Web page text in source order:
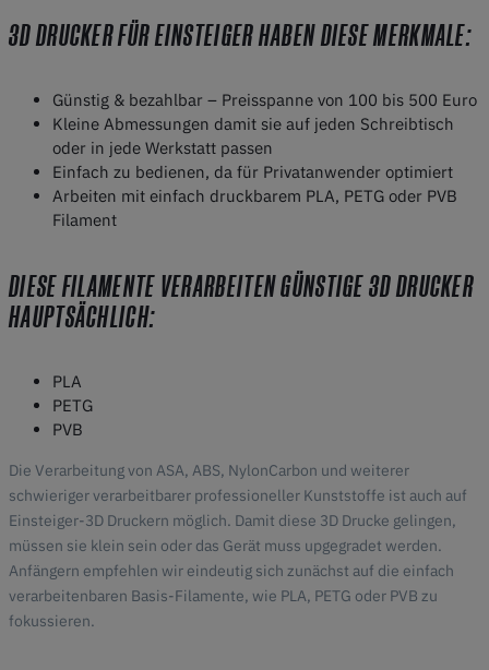
3D DRUCKER FÜR EINSTEIGER HABEN DIESE MERKMALE:
Günstig & bezahlbar – Preisspanne von 100 bis 500 Euro
Kleine Abmessungen damit sie auf jeden Schreibtisch
oder in jede Werkstatt passen
Einfach zu bedienen, da für Privatanwender optimiert
Arbeiten mit einfach druckbarem PLA, PETG oder PVB
Filament
DIESE FILAMENTE VERARBEITEN GÜNSTIGE 3D DRUCKER
HAUPTSÄCHLICH:
PLA
PETG
PVB
Die Verarbeitung von ASA, ABS, NylonCarbon und weiterer
schwieriger verarbeitbarer professioneller Kunststoffe ist auch auf
Einsteiger-3D Druckern möglich. Damit diese 3D Drucke gelingen,
müssen sie klein sein oder das Gerät muss upgegradet werden.
Anfängern empfehlen wir eindeutig sich zunächst auf die einfach
verarbeitenbaren Basis-Filamente, wie PLA, PETG oder PVB zu
fokussieren.